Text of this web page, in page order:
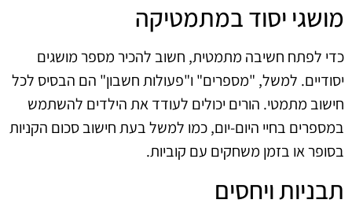
מושגי יסוד במתמטיקה
כדי לפתח חשיבה מתמטית, חשוב להכיר מספר מושגים
יסודיים. למשל, "מספרים" ו"פעולות חשבון" הם הבסיס לכל
חישוב מתמטי. הורים יכולים לעודד את הילדים להשתמש
במספרים בחיי היום-יום, כמו למשל בעת חישוב סכום הקניות
בסופר או בזמן משחקים עם קוביות.
תבניות ויחסים